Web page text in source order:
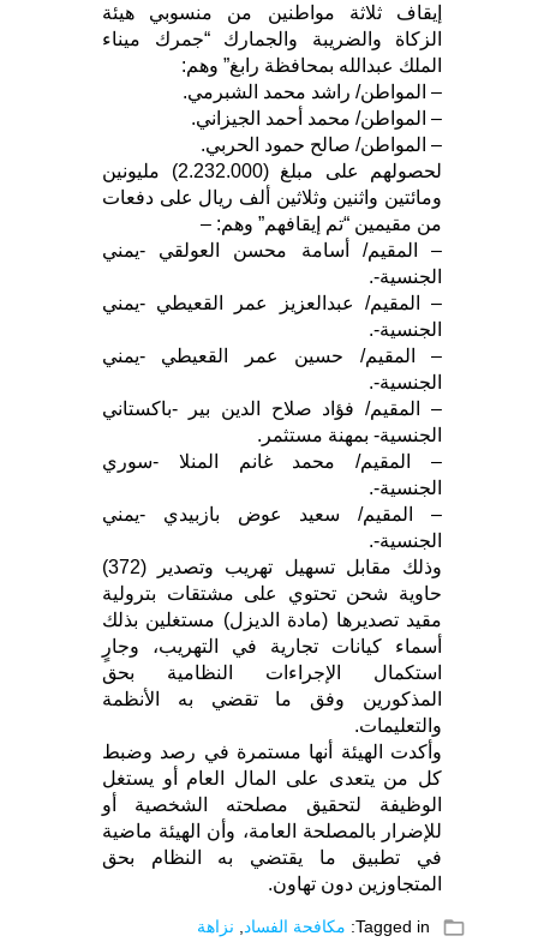
إيقاف ثلاثة مواطنين من منسوبي هيئة
الزكاة والضريبة والجمارك “جمرك ميناء
الملك عبدالله بمحافظة رابغ” وهم:
– المواطن/ راشد محمد الشبرمي.
– المواطن/ محمد أحمد الجيزاني.
– المواطن/ صالح حمود الحربي.
لحصولهم على مبلغ (2.232.000) مليونين
ومائتين واثنين وثلاثين ألف ريال على دفعات
من مقيمين “تم إيقافهم” وهم: –
– المقيم/ أسامة محسن العولقي -يمني
الجنسية-.
– المقيم/ عبدالعزيز عمر القعيطي -يمني
الجنسية-.
– المقيم/ حسين عمر القعيطي -يمني
الجنسية-.
– المقيم/ فؤاد صلاح الدين بير -باكستاني
الجنسية- بمهنة مستثمر.
– المقيم/ محمد غانم المنلا -سوري
الجنسية-.
– المقيم/ سعيد عوض بازبيدي -يمني
الجنسية-.
وذلك مقابل تسهيل تهريب وتصدير (372)
حاوية شحن تحتوي على مشتقات بترولية
مقيد تصديرها (مادة الديزل) مستغلين بذلك
أسماء كيانات تجارية في التهريب، وجارٍ
استكمال الإجراءات النظامية بحق
المذكورين وفق ما تقضي به الأنظمة
والتعليمات.
وأكدت الهيئة أنها مستمرة في رصد وضبط
كل من يتعدى على المال العام أو يستغل
الوظيفة لتحقيق مصلحته الشخصية أو
للإضرار بالمصلحة العامة، وأن الهيئة ماضية
في تطبيق ما يقتضي به النظام بحق
المتجاوزين دون تهاون.
folder_open
Tagged in: مكافحة الفساد نزاهة